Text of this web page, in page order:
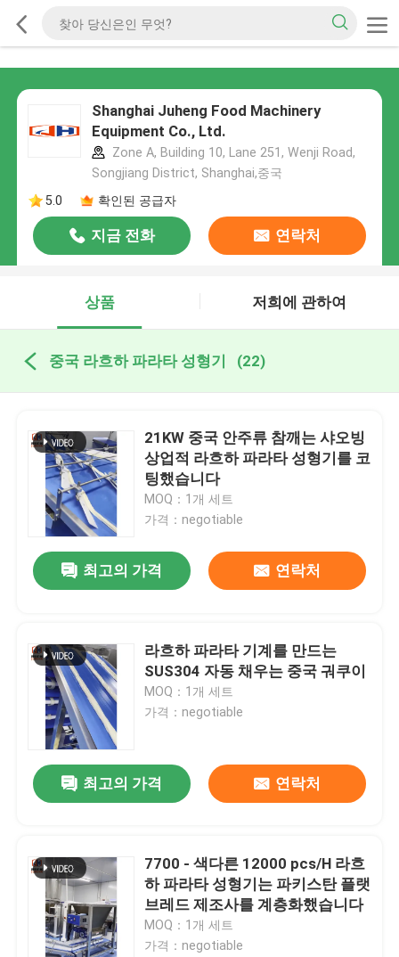
Shanghai Juheng Food Machinery
Equipment Co., Ltd.
Zone A, Building 10, Lane 251, Wenji Road,
Songjiang District, Shanghai,중국
5.0
확인된 공급자
지금 전화 연락처
상품 저희에 관하여
중국 라흐하 파라타 성형기 (22)
21KW 중국 안주류 참깨는 샤오빙
상업적 라흐하 파라타 성형기를 코
팅했습니다
MOQ：1개 세트
가격：negotiable
최고의 가격 연락처
라흐하 파라타 기계를 만드는
SUS304 자동 채우는 중국 궈쿠이
MOQ：1개 세트
가격：negotiable
최고의 가격 연락처
7700 - 색다른 12000 pcs/H 라흐
하 파라타 성형기는 파키스탄 플랫
브레드 제조사를 계층화했습니다
MOQ：1개 세트
가격：negotiable